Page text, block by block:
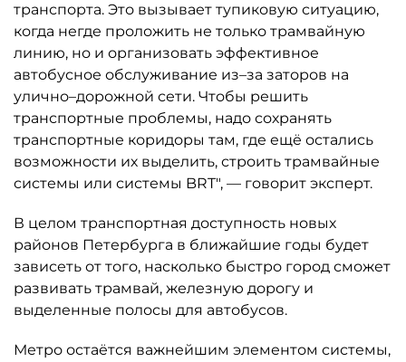
транспорта. Это вызывает тупиковую ситуацию,
когда негде проложить не только трамвайную
линию, но и организовать эффективное
автобусное обслуживание из–за заторов на
улично–дорожной сети. Чтобы решить
транспортные проблемы, надо сохранять
транспортные коридоры там, где ещё остались
возможности их выделить, строить трамвайные
системы или системы BRT", — говорит эксперт.
В целом транспортная доступность новых
районов Петербурга в ближайшие годы будет
зависеть от того, насколько быстро город сможет
развивать трамвай, железную дорогу и
выделенные полосы для автобусов.
Метро остаётся важнейшим элементом системы,